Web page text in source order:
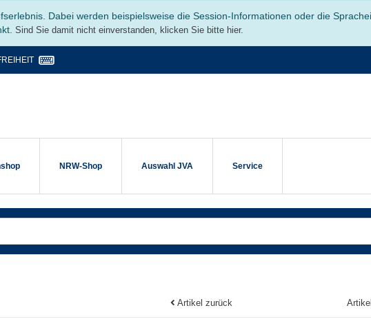
Dabei werden beispielsweise die Session-Informationen oder die
Sind Sie damit nicht einverstanden, klicken Sie bitte hier.
NRW-Shop Auswahl JVA Service
Artikel zurück